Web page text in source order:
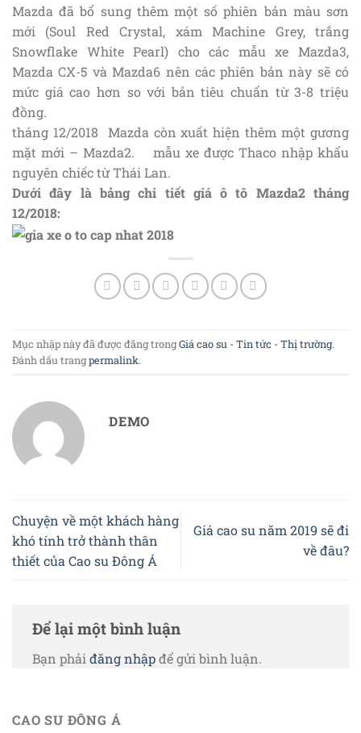
CAO SU ĐÔNG Á
Mazda đã bổ sung thêm một số phiên bản màu sơn
mới (Soul Red Crystal, xám Machine Grey, trắng
Snowflake White Pearl) cho các mẫu xe Mazda3,
Mazda CX-5 và Mazda6 nên các phiên bản này sẽ có
mức giá cao hơn so với bản tiêu chuẩn từ 3-8 triệu
đồng.
tháng 12/2018 Mazda còn xuất hiện thêm một gương
mặt mới – Mazda2. mẫu xe được Thaco nhập khẩu
nguyên chiếc từ Thái Lan.
Dưới đây là bảng chi tiết giá ô tô Mazda2 tháng
12/2018:
Mục nhập này đã được đăng trongGiá cao su - Tin tức - Thị trường.
Đánh dấu trangpermalink.
DEMO
Chuyện về một khách hàng
khó tính trở thành thân
thiết của Cao su Đông Á
Giá cao su năm 2019 sẽ đi
về đâu?
Để lại một bình luận
Bạn phảiđăng nhậpđể gửi bình luận.